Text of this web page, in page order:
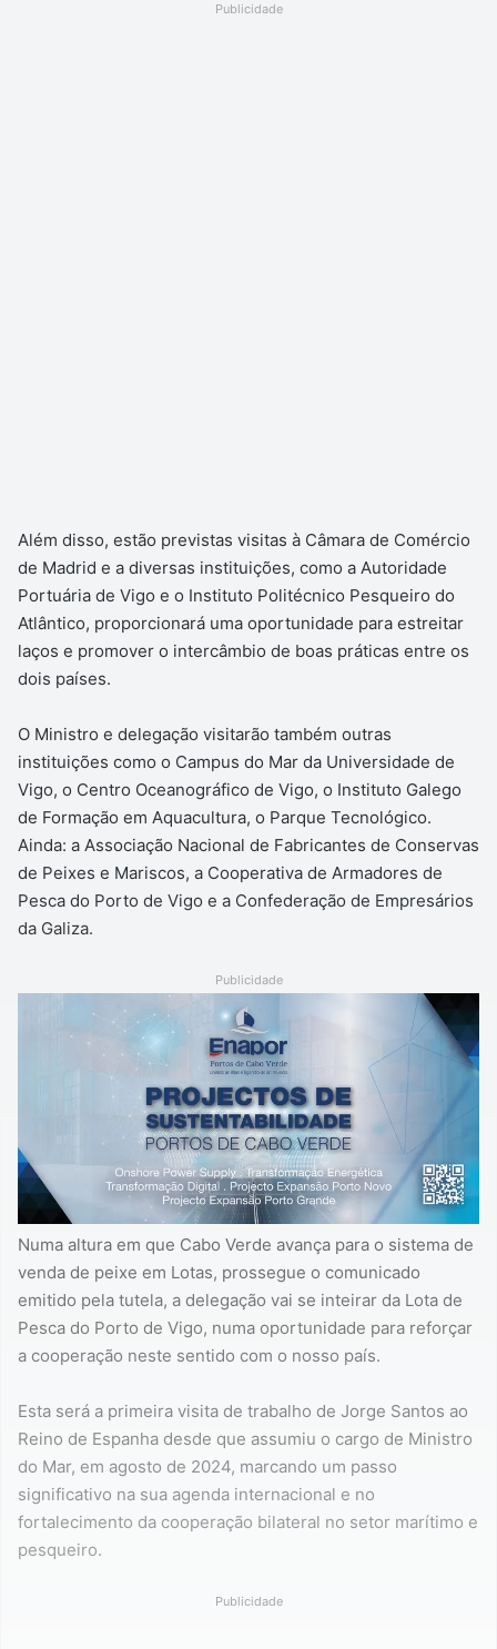
Publicidade
Além disso, estão previstas visitas à Câmara de Comércio
de Madrid e a diversas instituições, como a Autoridade
Portuária de Vigo e o Instituto Politécnico Pesqueiro do
Atlântico, proporcionará uma oportunidade para estreitar
laços e promover o intercâmbio de boas práticas entre os
dois países.
O Ministro e delegação visitarão também outras
instituições como o Campus do Mar da Universidade de
Vigo, o Centro Oceanográfico de Vigo, o Instituto Galego
de Formação em Aquacultura, o Parque Tecnológico.
Ainda: a Associação Nacional de Fabricantes de Conservas
de Peixes e Mariscos, a Cooperativa de Armadores de
Pesca do Porto de Vigo e a Confederação de Empresários
da Galiza.
Publicidade
Numa altura em que Cabo Verde avança para o sistema de
venda de peixe em Lotas, prossegue o comunicado
emitido pela tutela, a delegação vai se inteirar da Lota de
Pesca do Porto de Vigo, numa oportunidade para reforçar
a cooperação neste sentido com o nosso país.
Esta será a primeira visita de trabalho de Jorge Santos ao
Reino de Espanha desde que assumiu o cargo de Ministro
do Mar, em agosto de 2024, marcando um passo
significativo na sua agenda internacional e no
fortalecimento da cooperação bilateral no setor marítimo e
pesqueiro.
Publicidade